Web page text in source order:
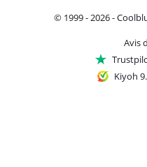
© 1999 - 2026 -
Avis
Kiyoh